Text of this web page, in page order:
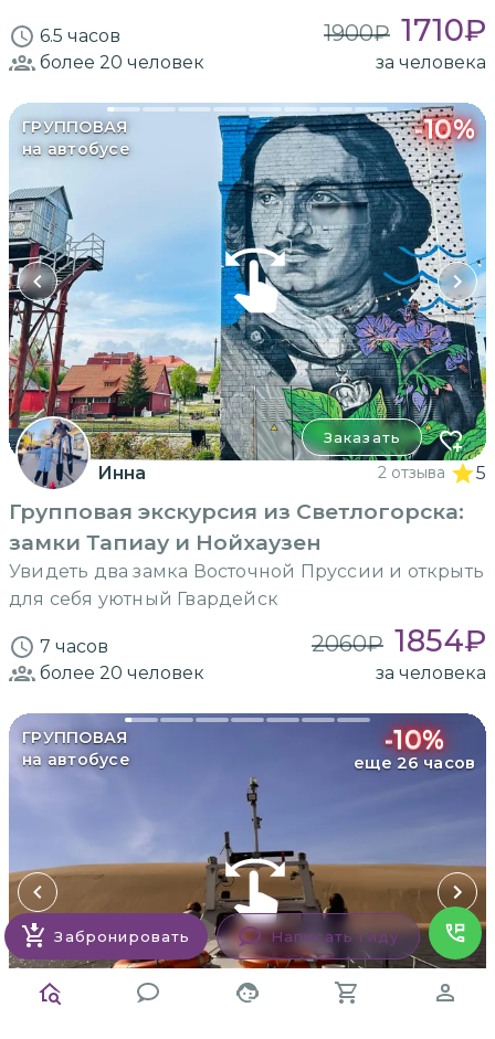
6.5 часов 1900₽ 1710₽
более 20 человек за человека
ГРУППОВАЯ
на автобусе
-10%
Заказать
Инна 2 отзыва 5
Групповая экскурсия из Светлогорска:
замки Тапиау и Нойхаузен
Увидеть два замка Восточной Пруссии и открыть
для себя уютный Гвардейск
7 часов 2060₽ 1854₽
более 20 человек за человека
ГРУППОВАЯ
на автобусе
-10%
еще 26 часов
Забронировать Написать гиду